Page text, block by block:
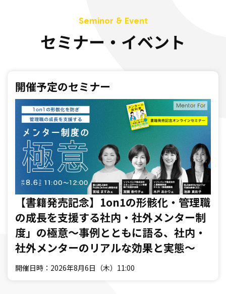
セミナー・イベント
開催予定のセミナー
【書籍発売記念】1on1の形骸化・管理職
の成長を支援する社内・社外メンター制
度」の極意〜事例とともに語る、社内・
社外メンターのリアルな効果と実態〜
開催日時：2026年8月6日（木）11:00